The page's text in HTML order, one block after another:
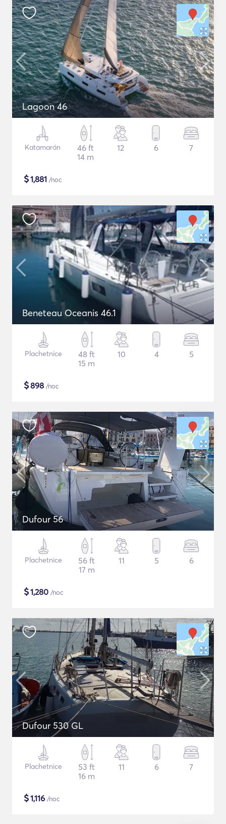
Lagoon 46
Katamarán
46 ft
14 m
12 6 7
$1,881 /noc
Beneteau Oceanis 46.1
Plachetnice
48 ft
15 m
10 4 5
$898 /noc
Dufour 56
Plachetnice
56 ft
17 m
11 5 6
$1,280 /noc
Dufour 530 GL
Plachetnice
53 ft
16 m
11 6 7
$1,116 /noc